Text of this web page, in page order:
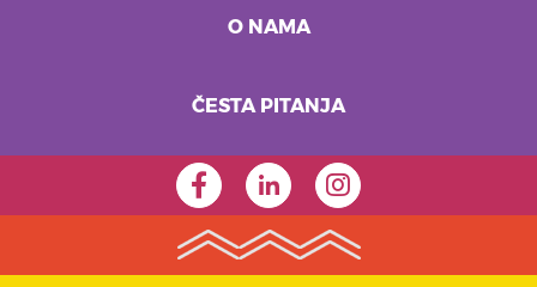
O NAMA
ČESTA PITANJA